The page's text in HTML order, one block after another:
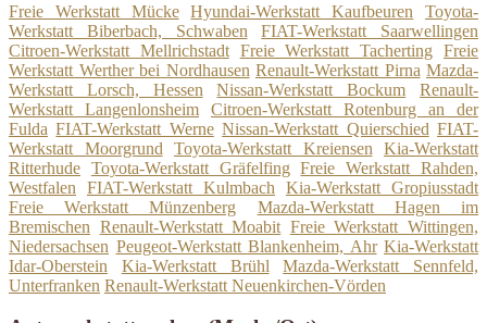
Freie Werkstatt Mücke Hyundai-Werkstatt Kaufbeuren
Toyota-
Werkstatt Biberbach, Schwaben
FIAT-Werkstatt Saarwellingen
Citroen-Werkstatt Mellrichstadt Freie Werkstatt Tacherting Freie
Werkstatt Werther bei Nordhausen Renault-Werkstatt Pirna Mazda-
Werkstatt Lorsch, Hessen
Nissan-Werkstatt Bockum
Renault-
Werkstatt Langenlonsheim
Citroen-Werkstatt Rotenburg an der
Fulda FIAT-Werkstatt Werne Nissan-Werkstatt Quierschied FIAT-
Werkstatt Moorgrund
Toyota-Werkstatt Kreiensen
Kia-Werkstatt
Ritterhude Toyota-Werkstatt Gräfelfing Freie Werkstatt Rahden,
Westfalen
FIAT-Werkstatt Kulmbach
Kia-Werkstatt Gropiusstadt
Freie Werkstatt Münzenberg
Mazda-Werkstatt Hagen im
Bremischen Renault-Werkstatt Moabit Freie Werkstatt Wittingen,
Niedersachsen Peugeot-Werkstatt Blankenheim, Ahr Kia-Werkstatt
Idar-Oberstein
Kia-Werkstatt Brühl
Mazda-Werkstatt Sennfeld,
Unterfranken Renault-Werkstatt Neuenkirchen-Vörden